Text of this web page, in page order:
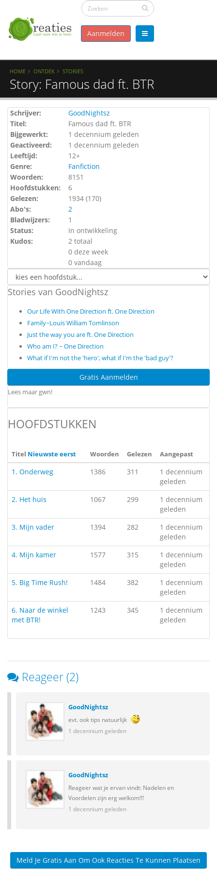
Aanmelden
HOME ONTDEK STORIES
Story: Famous dad ft. BTR
Schrijver:
GoodNightsz
Titel:
Famous dad ft. BTR
Bijgewerkt:
1 decennium geleden
Geactiveerd:
1 decennium geleden
Leeftijd:
12+
Genre:
Fanfiction
Woorden:
8151
Hoofdstukken:
6
Gelezen:
1934 (170)
Abo's:
2
Bladwijzers:
1
Status:
In ontwikkeling
Kudos:
2 totaal
0 deze week
0 vandaag
Stories van GoodNightsz
Our Life With One Direction ft. One Direction
Family~Louis William Tomlinson
Just the way you are ft. One Direction
Who am I? ~ One Direction
What if I'm not the 'hero', what if I'm the 'bad guy'?
Gratis Aanmelden
Lees maar gwn!
HOOFDSTUKKEN
Titel Nieuwste eerst Woorden Gelezen Aangepast
1. Onderweg 1386 311
1 decennium
geleden
2. Het huis
1067 299
1 decennium
geleden
3. Mijn vader
1394 282
1 decennium
geleden
4. Mijn kamer
1577 315
1 decennium
geleden
5. Big Time Rush!
1484 382
1 decennium
geleden
6. Naar de winkel
met BTR!
1243 345
1 decennium
geleden
Reageer (2)
GoodNightsz
evt. ook tips natuurlijk
1 decennium geleden
GoodNightsz
Reageer wat je ervan vindt: Nadelen en
Voordelen zijn erg welkom!!!
1 decennium geleden
Meld Je Gratis Aan Om Ook Reacties Te Kunnen Plaatsen